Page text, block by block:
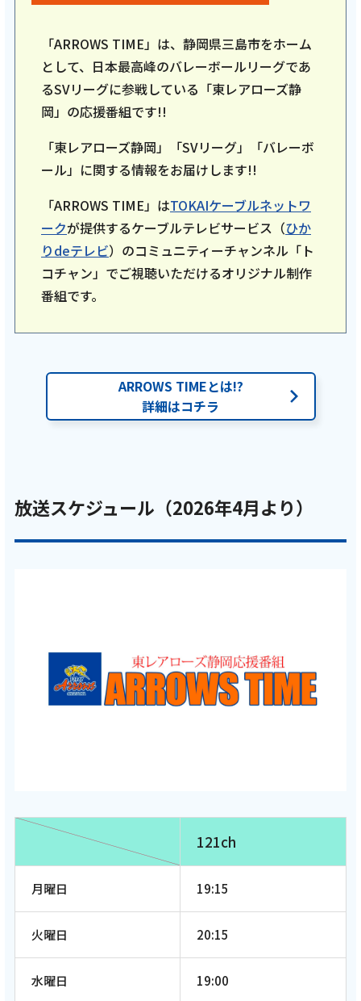
「ARROWS TIME」は、静岡県三島市をホーム
として、日本最高峰のバレーボールリーグであ
るSVリーグに参戦している「東レアローズ静
岡」の応援番組です!!
「東レアローズ静岡」「SVリーグ」「バレーボ
ール」に関する情報をお届けします!!
「ARROWS TIME」はTOKAIケーブルネットワ
ークが提供するケーブルテレビサービス（ひか
りdeテレビ）のコミュニティーチャンネル「ト
コチャン」でご視聴いただけるオリジナル制作
番組です。
ARROWS TIMEとは!?
詳細はコチラ
放送スケジュール（2026年4月より）
121ch
月曜日 19:15
火曜日 20:15
水曜日 19:00